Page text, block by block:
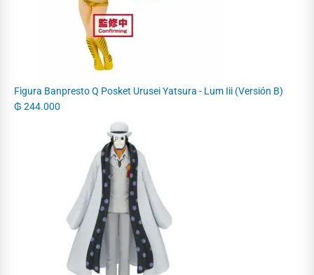
Figura Banpresto Q Posket Urusei Yatsura - Lum Iii (Versión B)
₲ 244.000